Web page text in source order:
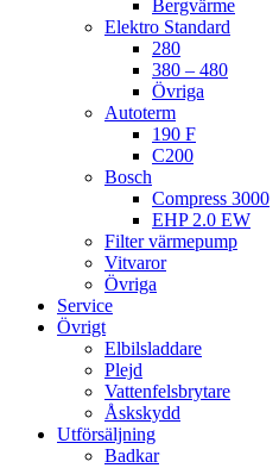
Bergvärme
Elektro Standard
280
380 – 480
Övriga
Autoterm
190 F
C200
Bosch
Compress 3000
EHP 2.0 EW
Filter värmepump
Vitvaror
Övriga
Service
Övrigt
Elbilsladdare
Plejd
Vattenfelsbrytare
Åskskydd
Utförsäljning
Badkar